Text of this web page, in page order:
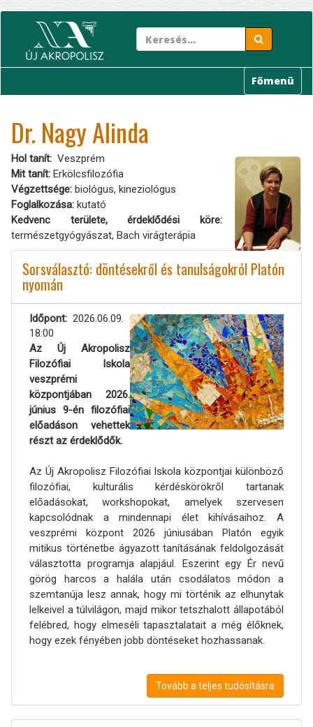
tartalomra
Főmenü
Dr. Nagy Alinda
Hol tanít
Veszprém
Mit tanít: Erkölcsfilozófia
Végzettsége: biológus, kineziológus
Foglalkozása: kutató
Kedvenc területe, érdeklődési köre:
természetgyógyászat, Bach virágterápia
Sorsválasztó: döntésekről és tanulságokról Platón
nyomán
Időpont
2026.06.09.
18:00
Az Új Akropolisz
Filozófiai Iskola
veszprémi
központjában 2026.
június 9-én filozófiai
előadáson vehettek
részt az érdeklődők.
Az Új Akropolisz Filozófiai Iskola központjai különböző
filozófiai, kulturális kérdéskörökről tartanak
előadásokat, workshopokat, amelyek szervesen
kapcsolódnak a mindennapi élet kihívásaihoz. A
veszprémi központ 2026 júniusában Platón egyik
mitikus történetbe ágyazott tanításának feldolgozását
választotta programja alapjául. Eszerint egy Ér nevű
görög harcos a halála után csodálatos módon a
szemtanúja lesz annak, hogy mi történik az elhunytak
lelkeivel a túlvilágon, majd mikor tetszhalott állapotából
felébred, hogy elmeséli tapasztalatait a még élőknek,
hogy ezek fényében jobb döntéseket hozhassanak.
Tovább a teljes tudósításra